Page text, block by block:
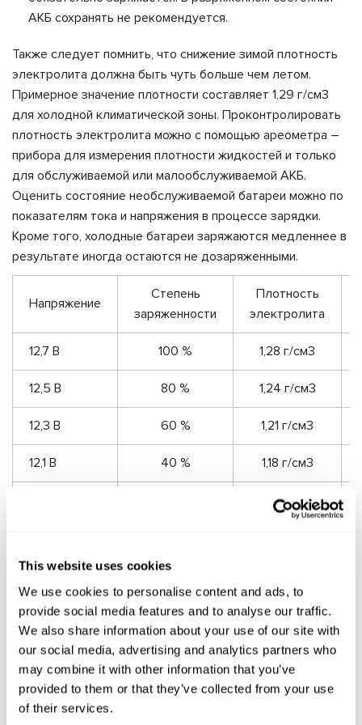
This website uses cookies
We use cookies to personalise content and ads, to
provide social media features and to analyse our traffic.
We also share information about your use of our site with
our social media, advertising and analytics partners who
may combine it with other information that you’ve
provided to them or that they’ve collected from your use
of their services.
АКБ сохранять не рекомендуется.
Также следует помнить, что снижение зимой плотность
электролита должна быть чуть больше чем летом.
Примерное значение плотности составляет 1,29 г/см3
для холодной климатической зоны. Проконтролировать
плотность электролита можно с помощью ареометра –
прибора для измерения плотности жидкостей и только
для обслуживаемой или малообслуживаемой АКБ.
Оценить состояние необслуживаемой батареи можно по
показателям тока и напряжения в процессе зарядки.
Кроме того, холодные батареи заряжаются медленнее в
результате иногда остаются не дозаряженными.
Напряжение
Степень
заряженности
Плотность
электролита
12,7 В 100 % 1,28 г/см3
12,5 В 80 % 1,24 г/см3
12,3 В 60 % 1,21 г/см3
12,1 В 40 % 1,18 г/см3
1,14 г/см3
Зачем нужно утепление
аккумулятора зимой?
Составляющие части автомобиля нормально работают